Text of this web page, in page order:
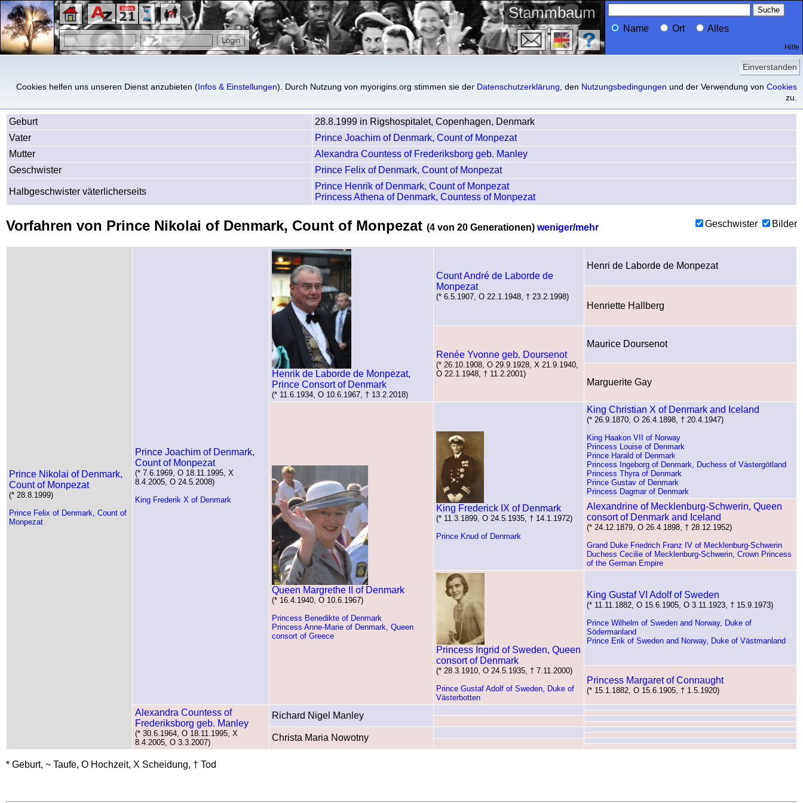
Einverstanden
Cookies helfen uns unseren Dienst anzubieten (Infos & Einstellungen). Durch Nutzung von myorigins.org stimmen sie der Datenschutzerklärung , den Nutzungsbedingungen und der Verwendung von Cookies
zu.
Stammbaum
Name Ort Alles
Hilfe
Prince Nikolai of Denmark, Count of Monpezat
Geburt
28.8.1999 in Rigshospitalet, Copenhagen, Denmark
Vater
Prince Joachim of Denmark, Count of Monpezat
Mutter
Alexandra Countess of Frederiksborg geb. Manley
Geschwister
Prince Felix of Denmark, Count of Monpezat
Halbgeschwister väterlicherseits
Prince Henrik of Denmark, Count of Monpezat
Princess Athena of Denmark, Countess of Monpezat
Vorfahren von Prince Nikolai of Denmark, Count of Monpezat (4 von 20 Generationen) weniger/mehr Geschwister Bilder
Prince Nikolai of Denmark,
Count of Monpezat
(* 28.8.1999)
Prince Felix of Denmark, Count of
Monpezat
Prince Joachim of Denmark,
Count of Monpezat
(* 7.6.1969, O 18.11.1995, X
8.4.2005, O 24.5.2008)
King Frederik X of Denmark
Henrik de Laborde de Monpezat,
Prince Consort of Denmark
(* 11.6.1934, O 10.6.1967, † 13.2.2018)
Count André de Laborde de
Monpezat
(* 6.5.1907, O 22.1.1948, † 23.2.1998)
Henri de Laborde de Monpezat
Henriette Hallberg
Renée Yvonne geb. Doursenot
(* 26.10.1908, O 29.9.1928, X 21.9.1940,
O 22.1.1948, † 11.2.2001)
Maurice Doursenot
Marguerite Gay
Queen Margrethe II of Denmark
(* 16.4.1940, O 10.6.1967)
Princess Benedikte of Denmark
Princess Anne-Marie of Denmark, Queen
consort of Greece
King Frederick IX of Denmark
(* 11.3.1899, O 24.5.1935, † 14.1.1972)
Prince Knud of Denmark
King Christian X of Denmark and Iceland
(* 26.9.1870, O 26.4.1898, † 20.4.1947)
King Haakon VII of Norway
Princess Louise of Denmark
Prince Harald of Denmark
Princess Ingeborg of Denmark, Duchess of Västergötland
Princess Thyra of Denmark
Prince Gustav of Denmark
Princess Dagmar of Denmark
Alexandrine of Mecklenburg-Schwerin, Queen
consort of Denmark and Iceland
(* 24.12.1879, O 26.4.1898, † 28.12.1952)
Grand Duke Friedrich Franz IV of Mecklenburg-Schwerin
Duchess Cecilie of Mecklenburg-Schwerin, Crown Princess
of the German Empire
Princess Ingrid of Sweden, Queen
consort of Denmark
(* 28.3.1910, O 24.5.1935, † 7.11.2000)
Prince Gustaf Adolf of Sweden, Duke of
Västerbotten
King Gustaf VI Adolf of Sweden
(* 11.11.1882, O 15.6.1905, O 3.11.1923, † 15.9.1973)
Prince Wilhelm of Sweden and Norway, Duke of
Södermanland
Prince Erik of Sweden and Norway, Duke of Västmanland
Princess Margaret of Connaught
(* 15.1.1882, O 15.6.1905, † 1.5.1920)
Alexandra Countess of
Frederiksborg geb. Manley
(* 30.6.1964, O 18.11.1995, X
8.4.2005, O 3.3.2007)
Richard Nigel Manley
Christa Maria Nowotny
* Geburt, ~ Taufe, O Hochzeit, X Scheidung, † Tod
Profil Vorfahren